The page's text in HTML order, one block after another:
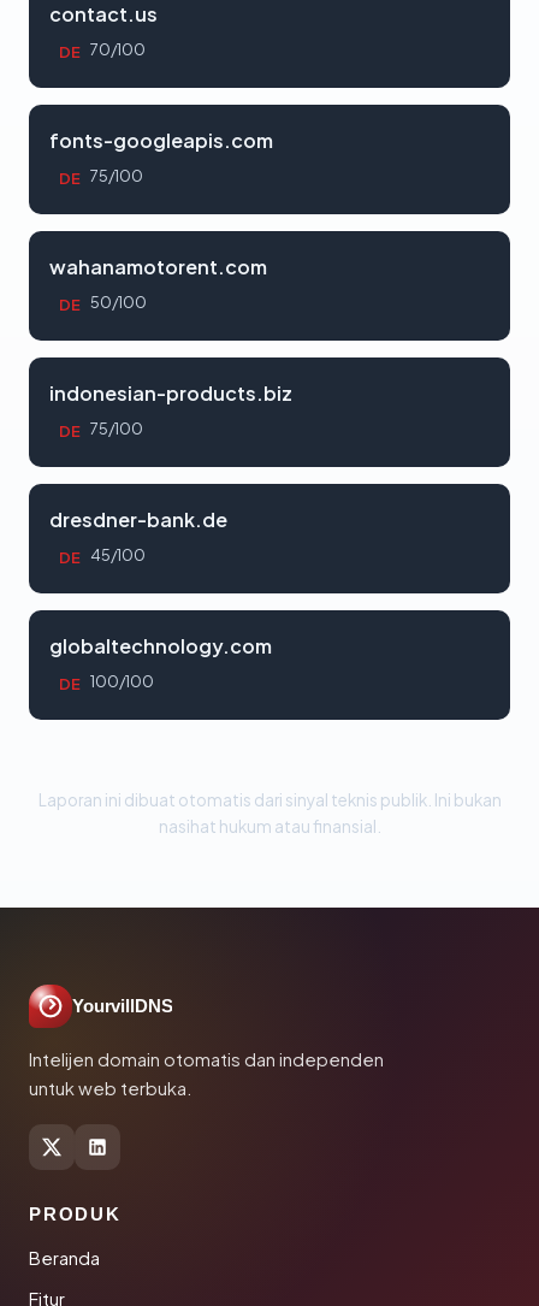
contact.us
DE 70/100
fonts-googleapis.com
DE 75/100
wahanamotorent.com
DE 50/100
indonesian-products.biz
DE 75/100
dresdner-bank.de
DE 45/100
globaltechnology.com
DE 100/100
Laporan ini dibuat otomatis dari sinyal teknis publik. Ini bukan
nasihat hukum atau finansial.
YourvillDNS
Intelijen domain otomatis dan independen
untuk web terbuka.
PRODUK
Beranda
Fitur